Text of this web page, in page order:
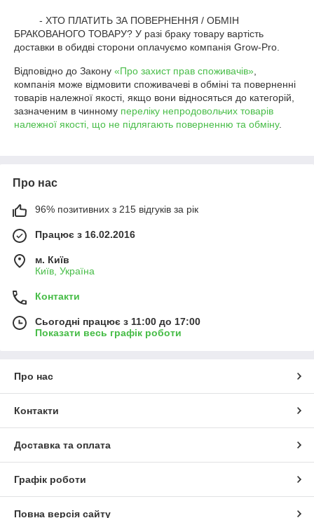
БРАКОВАНОГО ТОВАРУ? У разі браку товару вартість
доставки в обидві сторони оплачуємо компанія Grow-Pro.
Відповідно до Закону «Про захист прав споживачів»
компанія може відмовити споживачеві в обміні та поверненні
товарів належної якості, якщо вони відносяться до категорій,
зазначеним в чинному переліку непродовольчих товарів
належної якості, що не підлягають поверненню та обміну.
Про нас
96% позитивних з 215 відгуків за рік
Працює з 16.02.2016
м. Київ
Київ, Україна
Контакти
Сьогодні працює з 11:00 до 17:00
Показати весь графік роботи
Про нас
Контакти
Доставка та оплата
Графік роботи
Повна версія сайту